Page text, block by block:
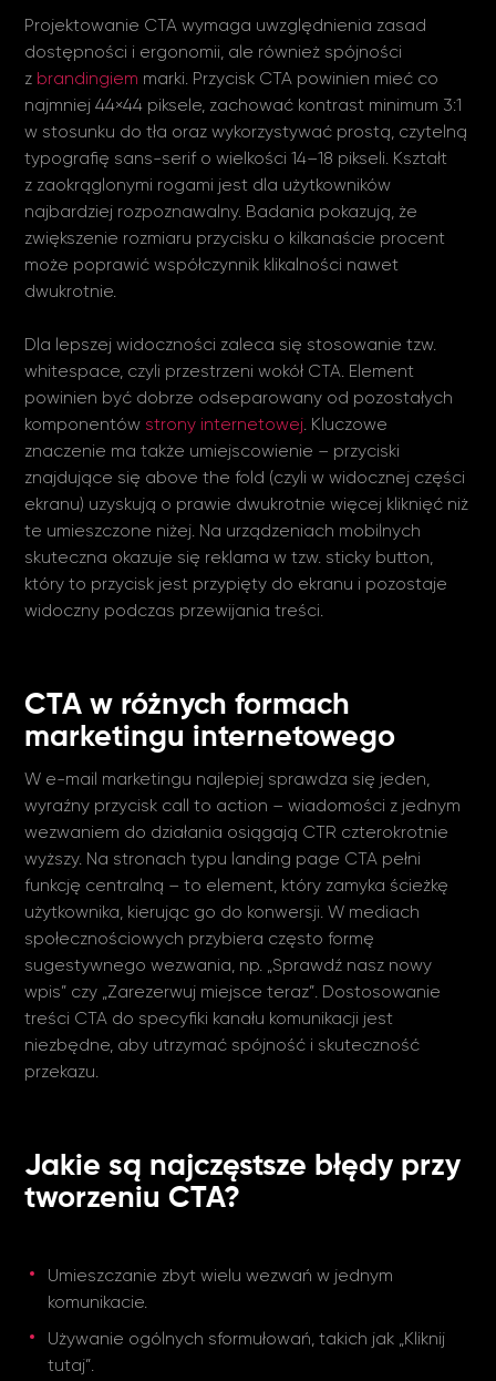
Projektowanie CTA wymaga uwzględnienia zasad
dostępności i ergonomii, ale również spójności
z brandingiem marki. Przycisk CTA powinien mieć co
najmniej 44×44 piksele, zachować kontrast minimum 3:1
w stosunku do tła oraz wykorzystywać prostą, czytelną
typografię sans-serif o wielkości 14–18 pikseli. Kształt
z zaokrąglonymi rogami jest dla użytkowników
najbardziej rozpoznawalny. Badania pokazują, że
zwiększenie rozmiaru przycisku o kilkanaście procent
może poprawić współczynnik klikalności nawet
dwukrotnie.
Dla lepszej widoczności zaleca się stosowanie tzw.
whitespace, czyli przestrzeni wokół CTA. Element
powinien być dobrze odseparowany od pozostałych
komponentów strony internetowej . Kluczowe
znaczenie ma także umiejscowienie – przyciski
znajdujące się above the fold (czyli w widocznej części
ekranu) uzyskują o prawie dwukrotnie więcej kliknięć niż
te umieszczone niżej. Na urządzeniach mobilnych
skuteczna okazuje się reklama w tzw. sticky button,
który to przycisk jest przypięty do ekranu i pozostaje
widoczny podczas przewijania treści.
CTA w różnych formach
marketingu internetowego
W e-mail marketingu najlepiej sprawdza się jeden,
wyraźny przycisk call to action – wiadomości z jednym
wezwaniem do działania osiągają CTR czterokrotnie
wyższy. Na stronach typu landing page CTA pełni
funkcję centralną – to element, który zamyka ścieżkę
użytkownika, kierując go do konwersji. W mediach
społecznościowych przybiera często formę
sugestywnego wezwania, np. „Sprawdź nasz nowy
wpis” czy „Zarezerwuj miejsce teraz”. Dostosowanie
treści CTA do specyfiki kanału komunikacji jest
niezbędne, aby utrzymać spójność i skuteczność
przekazu.
Jakie są najczęstsze błędy przy
tworzeniu CTA?
Umieszczanie zbyt wielu wezwań w jednym
komunikacie.
Używanie ogólnych sformułowań, takich jak „Kliknij
tutaj”.